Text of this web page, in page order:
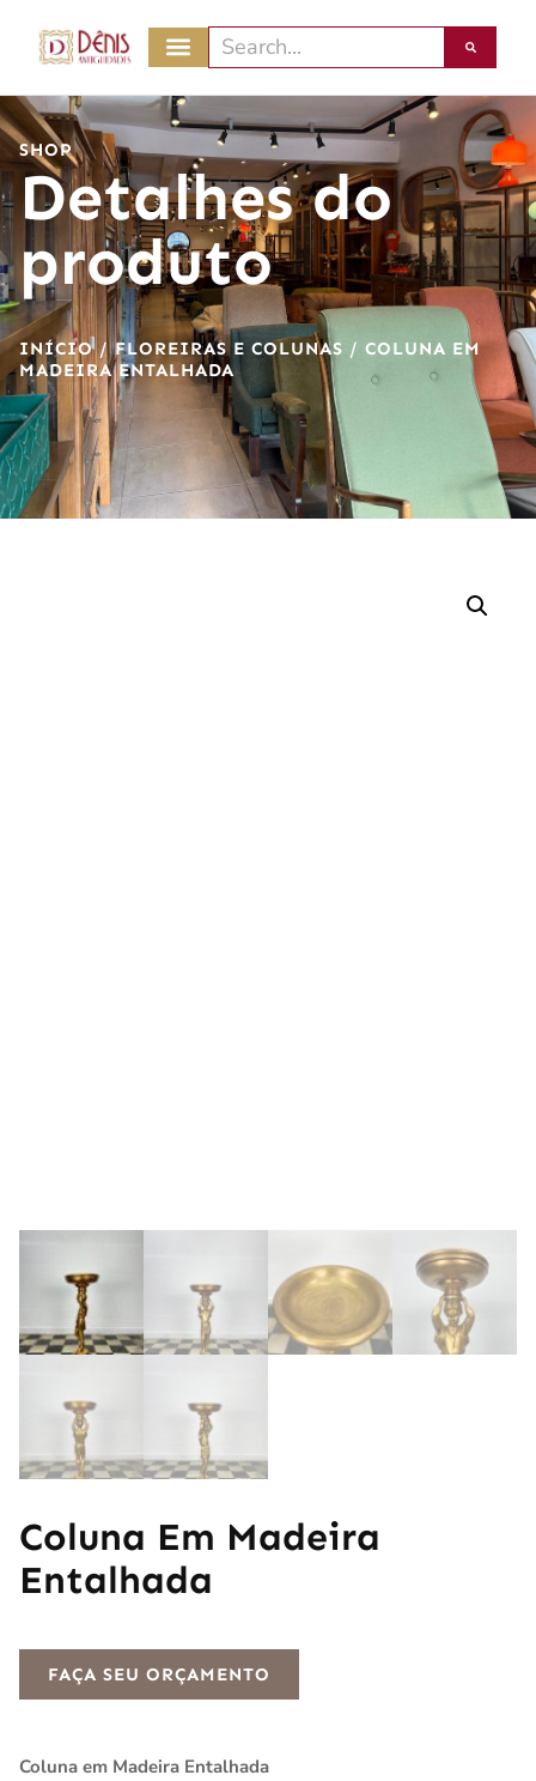
SHOP
Detalhes do
produto
INÍCIO/FLOREIRAS E COLUNAS / COLUNA EM
MADEIRA ENTALHADA
Coluna Em Madeira
Entalhada
FAÇA SEU ORÇAMENTO
Coluna em Madeira Entalhada